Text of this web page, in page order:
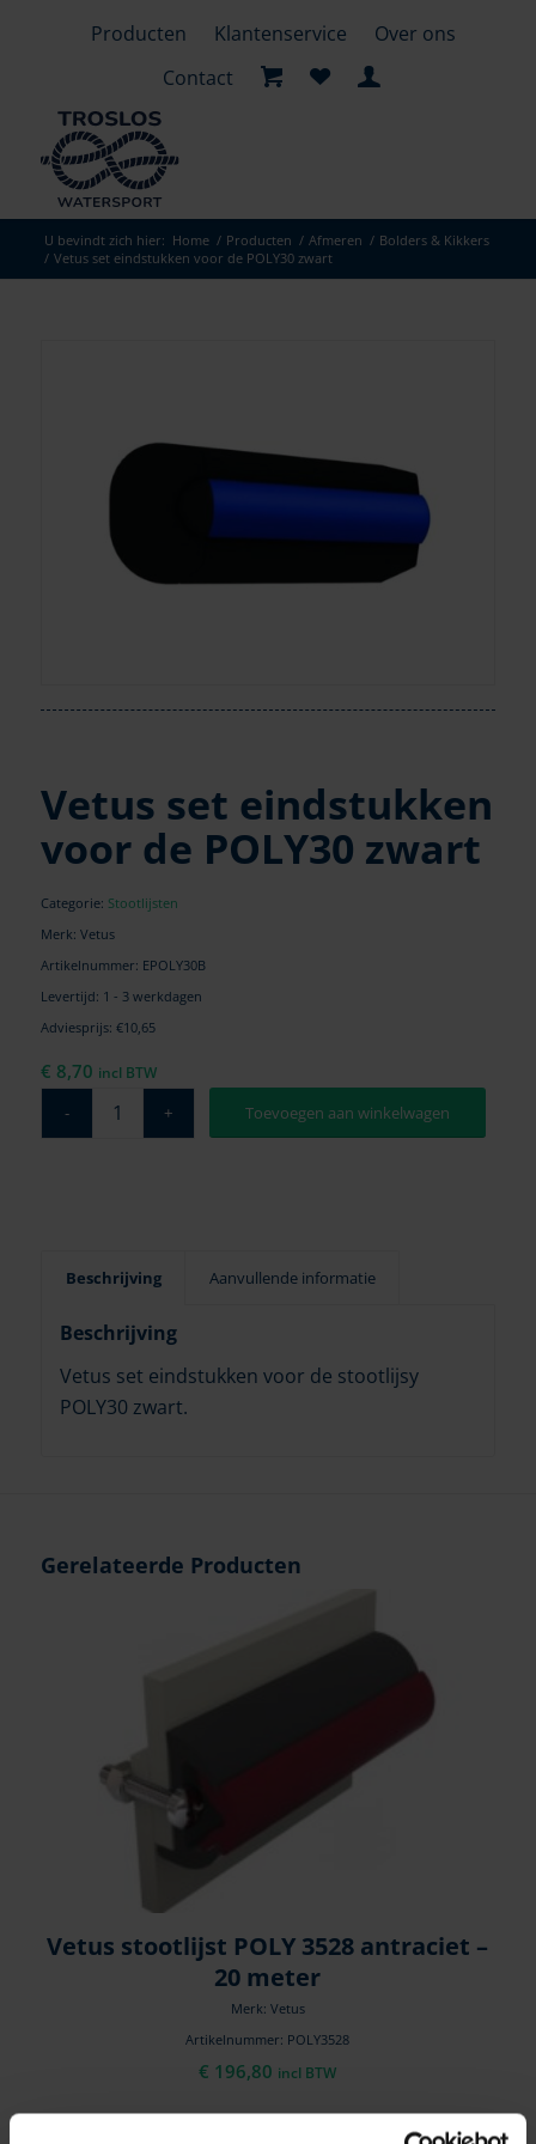
Producten Klantenservice
Over ons
Contact
U bevindt zich hier: Home / Producten / Afmeren / Bolders & Kikkers
/ Vetus set eindstukken voor de POLY30 zwart
Vetus set eindstukken
voor de POLY30 zwart
Categorie: Stootlijsten
Merk: Vetus
Artikelnummer: EPOLY30B
Levertijd: 1 - 3 werkdagen
Adviesprijs: €10,65
€ 8,70 incl BTW
Toevoegen aan winkelwagen
Beschrijving Aanvullende informatie
Beschrijving
Vetus set eindstukken voor de stootlijsy
POLY30 zwart.
Gerelateerde Producten
Vetus stootlijst POLY 3528 antraciet –
20 meter
Merk: Vetus
Artikelnummer: POLY3528
€ 196,80 incl BTW